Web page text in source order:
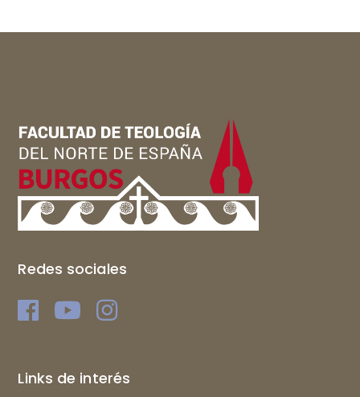
Redes sociales
Links de interés